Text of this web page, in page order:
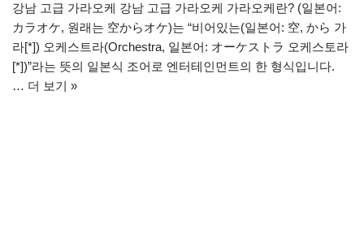
강남 고급 가라오케 강남 고급 가라오케 가라오케란? (일본어:
カラオケ, 원래는 空からオケ)는 “비어있는(일본어: 空, から 가
라[*]) 오케스트라(Orchestra, 일본어: オーケストラ 오케스토라
[*])”라는 뜻의 일본식 조어로 엔터테인먼트의 한 형식입니다.
… 더 보기 »